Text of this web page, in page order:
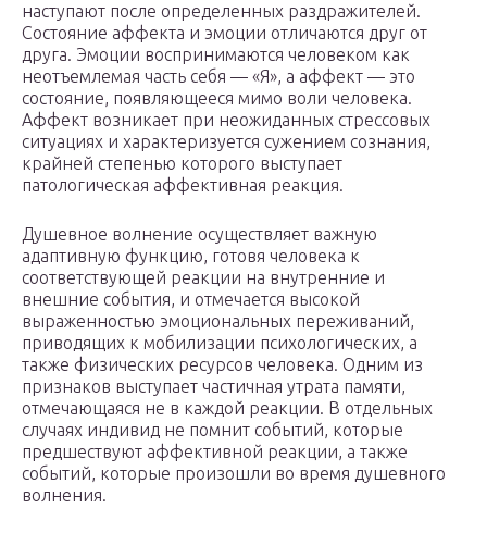
наступают после определенных раздражителей.
Состояние аффекта и эмоции отличаются друг от
друга. Эмоции воспринимаются человеком как
неотъемлемая часть себя — «Я», а аффект — это
состояние, появляющееся мимо воли человека.
Аффект возникает при неожиданных стрессовых
ситуациях и характеризуется сужением сознания,
крайней степенью которого выступает
патологическая аффективная реакция.
Душевное волнение осуществляет важную
адаптивную функцию, готовя человека к
соответствующей реакции на внутренние и
внешние события, и отмечается высокой
выраженностью эмоциональных переживаний,
приводящих к мобилизации психологических, а
также физических ресурсов человека. Одним из
признаков выступает частичная утрата памяти,
отмечающаяся не в каждой реакции. В отдельных
случаях индивид не помнит событий, которые
предшествуют аффективной реакции, а также
событий, которые произошли во время душевного
волнения.